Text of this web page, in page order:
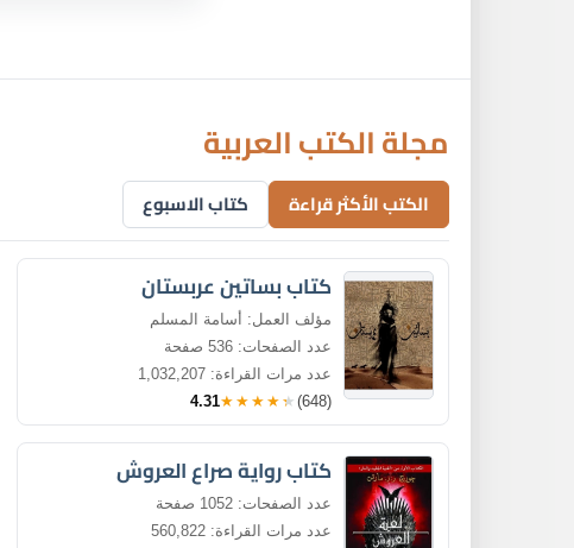
مجلة الكتب العربية
الكتب الأكثر قراءة كتاب الاسبوع
كتاب بساتين عربستان
مؤلف العمل: أسامة المسلم
عدد الصفحات: 536 صفحة
عدد مرات القراءة: 1,032,207
4.31★★★★★ (648)
كتاب رواية صراع العروش
عدد الصفحات: 1052 صفحة
عدد مرات القراءة: 560,822